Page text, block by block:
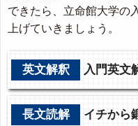
できたら、立命館大学の
上げていきましょう。
英文解釈 入門英文
長文読解 イチから